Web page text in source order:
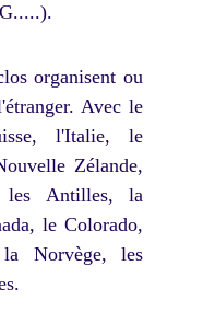
organisent ou
Avec le
l'Italie, le
Zélande,
les Antilles, la
le Colorado,
Norvège, les